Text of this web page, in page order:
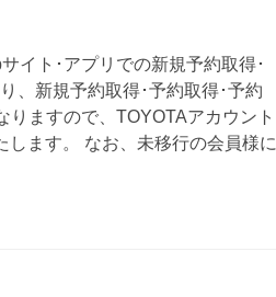
イト･アプリでの新規予約取得･
、新規予約取得･予約取得･予約
ますので、TOYOTAアカウント
ます。 なお、未移行の会員様に